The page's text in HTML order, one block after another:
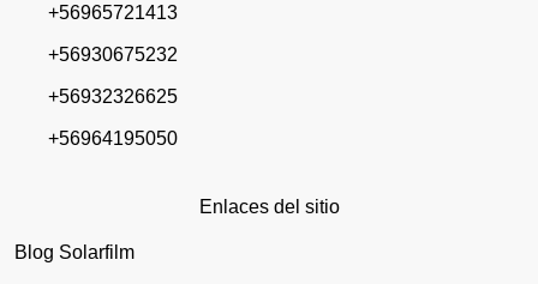
+56965721413
+56930675232
+56932326625
+56964195050
Enlaces del sitio
Blog Solarfilm